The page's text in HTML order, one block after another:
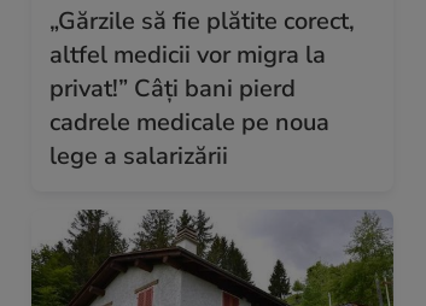
„Gărzile să fie plătite corect,
altfel medicii vor migra la
privat!” Câți bani pierd
cadrele medicale pe noua
lege a salarizării